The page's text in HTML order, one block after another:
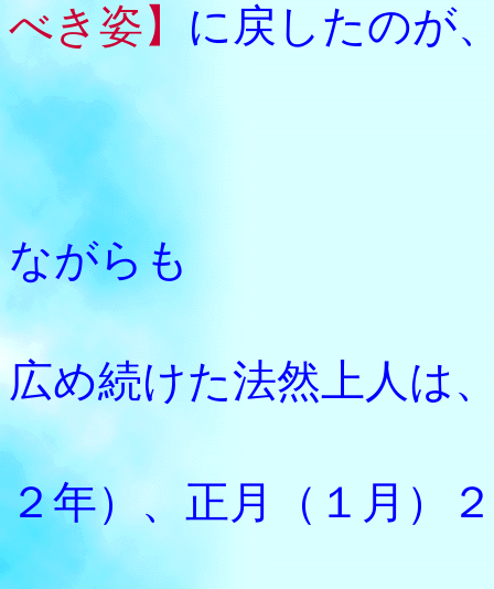
べき姿】 に戻したのが
法然上
数々の
ながらも
念仏の
広め続けた法然上人は
１２１
２年）、正月（１月）
御歳８